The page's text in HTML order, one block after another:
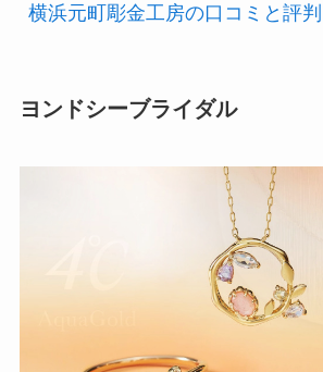
横浜元町彫金工房の口コミと評
ヨンドシーブライダル